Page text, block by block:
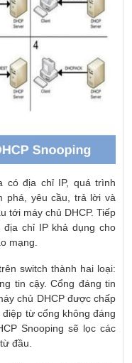
có địa chỉ IP, quá trình
phá, yêu cầu, trả lời và
tới máy chủ DHCP. Tiếp
chỉ IP khả dụng cho
mạng.
switch thành hai loại:
tin cậy. Cổng đáng tin
chủ DHCP được chấp
từ cổng không đáng
Snooping sẽ lọc các
đầu.